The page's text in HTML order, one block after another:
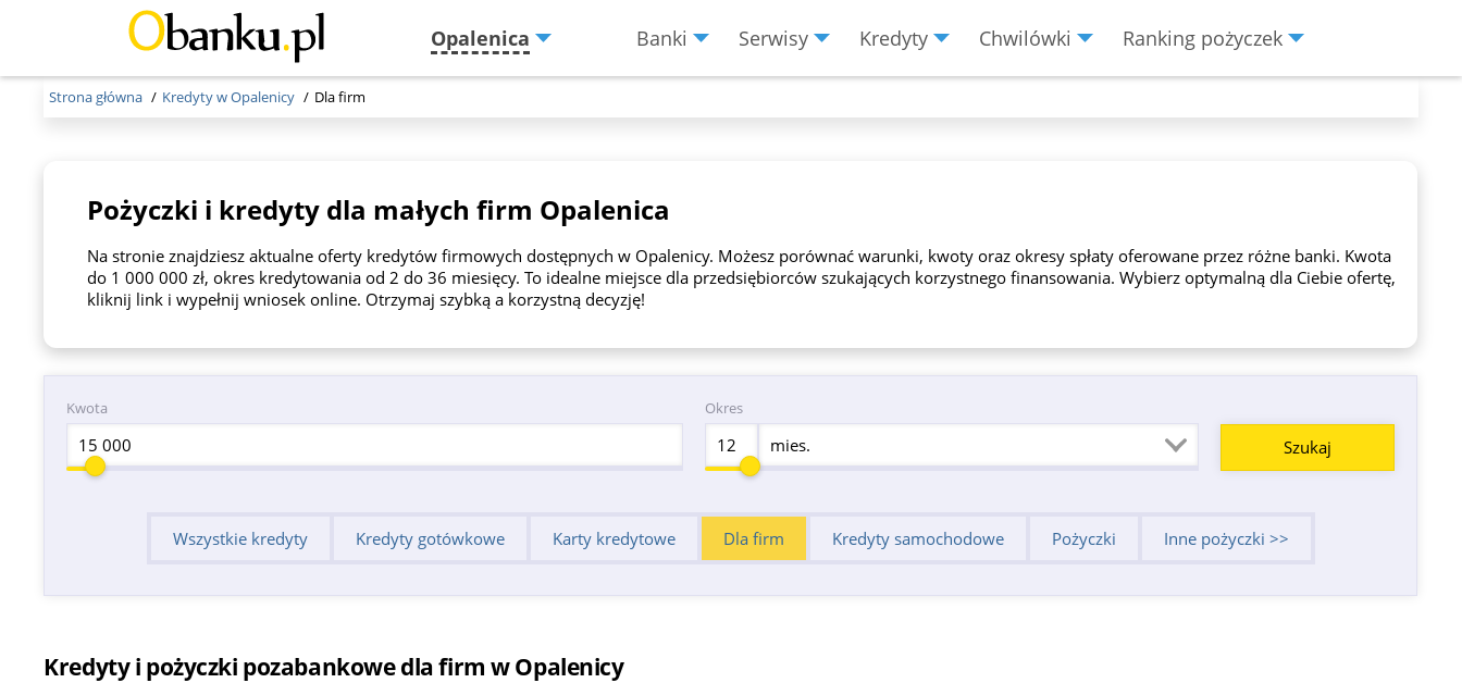
Opalenica Banki Serwisy Kredyty Chwilówki Ranking pożyczek
Menu
Strona główna Kredyty w Opalenicy Dla firm
Pożyczki i kredyty dla małych firm Opalenica
Na stronie znajdziesz aktualne oferty kredytów firmowych dostępnych w Opalenicy. Możesz porównać warunki, kwoty oraz okresy spłaty oferowane przez różne banki. Kwota
do 1 000 000 zł, okres kredytowania od 2 do 36 miesięcy. To idealne miejsce dla przedsiębiorców szukających korzystnego finansowania. Wybierz optymalną dla Ciebie ofertę,
kliknij link i wypełnij wniosek online. Otrzymaj szybką a korzystną decyzję!
Kwota Okres
mies.
Wszystkie kredyty Kredyty gotówkowe Karty kredytowe Dla firm Kredyty samochodowe Pożyczki Inne pożyczki >>
Kredyty i pożyczki pozabankowe dla firm w Opalenicy